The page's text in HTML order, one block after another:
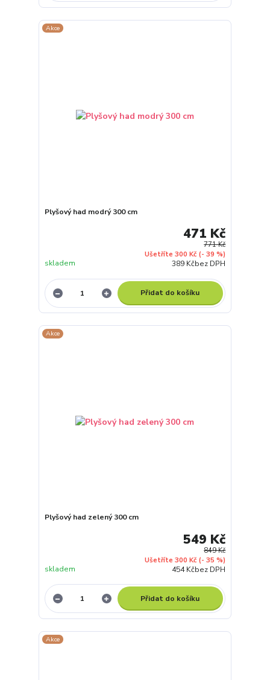
Akce
Plyšový had modrý 300 cm
771 Kč
Ušetříte 300 Kč (- 39 %)
471 Kč
389 Kčbez DPH
skladem
Přidat do košíku
Akce
Plyšový had zelený 300 cm
849 Kč
Ušetříte 300 Kč (- 35 %)
549 Kč
454 Kčbez DPH
skladem
Přidat do košíku
Akce